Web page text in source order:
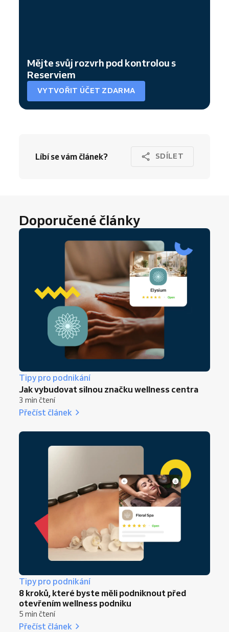
Mějte svůj rozvrh pod kontrolou s
Reserviem
VYTVOŘIT ÚČET ZDARMA
Líbí se vám článek? SDÍLET
Doporučené články
Tipy pro podnikání
Jak vybudovat silnou značku wellness centra
3 min čtení
Přečíst článek
Tipy pro podnikání
8 kroků, které byste měli podniknout před
otevřením wellness podniku
5 min čtení
Přečíst článek